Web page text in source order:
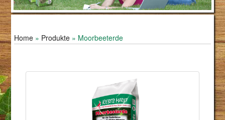
Home » Produkte » Moorbeeterde